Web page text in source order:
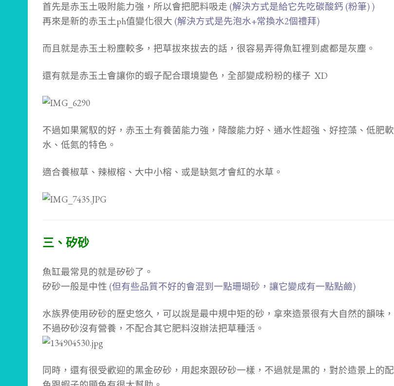
首先是赤玉土吸附能力強，所以會把肥料吸走 (解決方式是給它先吃碳酸鈣 (粉筆) )
再來是新的赤玉土ph值變化很大 (解決方式是先泡水+常換水2個禮拜)
而且就是赤玉土粉塵較多，把草拔來拔去的話，很容易弄得魚缸裡到處都是灰塵。
還有就是赤玉土會讓你的蝦子配合環境變色，全部變成粉粉的樣子 XD
不過如果駕馭的好， 赤玉土有養菌能力強，降酸能力好、通水性超強、好控藻、低肥軟
水、低氮的特色。
適合養椒草、辣椒榕、大中小榕、或是缺氮才會紅的水草。
三、矽砂
魚缸最常見的就是矽砂了。
矽砂一般是中性 (但有些品質不好的會混到一點珊瑚砂，讓它變成有一點點鹼)
水族界使用矽砂的歷史悠久，可以說是最中規中矩的砂，拿來造景很有大自然的韻味，
不過矽砂沒有營養，不配合其它肥料沒辦法把草種活。
同時， 還有很受歡迎的黑金矽砂，用起來跟矽砂一樣，不過就是黑的，對於造景上的配